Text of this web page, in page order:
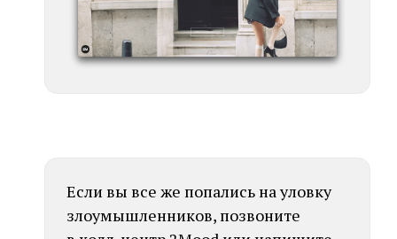
Если вы все же попались на уловку
злоумышленников, позвоните